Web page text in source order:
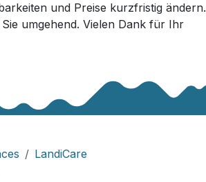
und Preise kurzfristig ändern.
umgehend. Vielen Dank für Ihr
LandiCare